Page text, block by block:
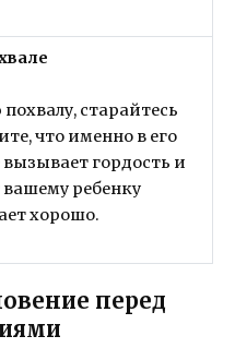
старайтесь
что именно в его
вызывает гордость и
ребенку
хорошо.
перед